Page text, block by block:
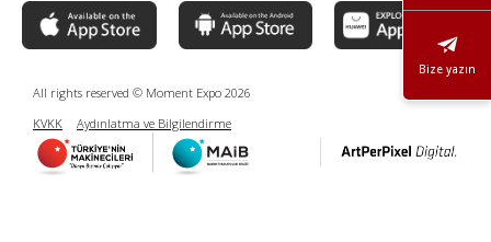
Bize yazın
All rights reserved © Moment Expo 2026
KVKK
Aydınlatma ve Bilgilendirme